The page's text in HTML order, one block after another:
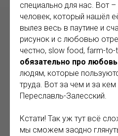
специально для нас. Вот –
человек, который нашёл
вылез весь в паутине и
рисунок и с любовью
честно, slow food, farm-
обязательно про любовь
людям, которые
труда. Вот за чем и за
Переславль-Залесский.
Кстати! Так уж тут всё
мы сможем заодно